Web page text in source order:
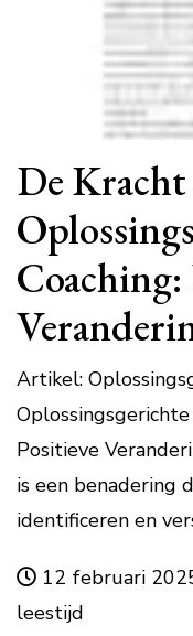
De
Artikel:
Positieve
is een benadering
identificeren en
12 februari
leestijd